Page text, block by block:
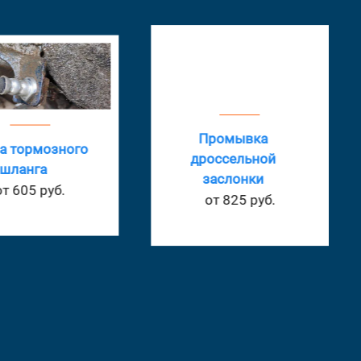
тормозного
605 руб.
Промывка
дроссельной
заслонки
от 825 руб.